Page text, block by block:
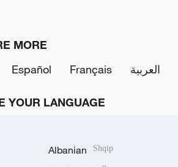
MORE
Español Français العربية
YOUR LANGUAGE
Albanian Shqip